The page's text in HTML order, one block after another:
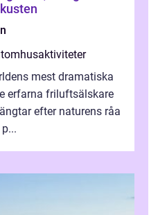
mest dramatiska
erfarna friluftsälskare
efter naturens råa